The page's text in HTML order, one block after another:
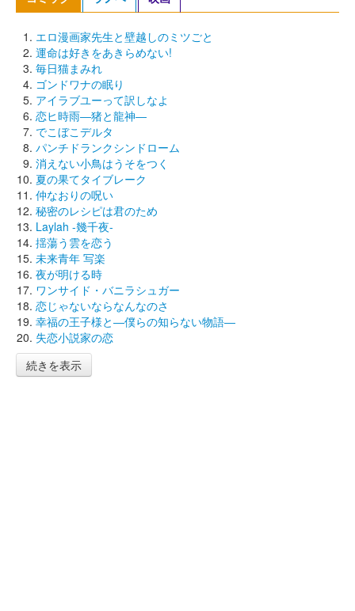
エロ漫画家先生と壁越しのミツごと
運命は好きをあきらめない!
毎日猫まみれ
ゴンドワナの眠り
アイラブユーって訳しなよ
恋ヒ時雨―猪と龍神―
でこぼこデルタ
パンチドランクシンドローム
消えない小鳥はうそをつく
夏の果てタイブレーク
仲なおりの呪い
秘密のレシピは君のため
Laylah -幾千夜-
揺蕩う雲を恋う
未来青年 写楽
夜が明ける時
ワンサイド・バニラシュガー
恋じゃないならなんなのさ
幸福の王子様と―僕らの知らない物語―
失恋小説家の恋
続きを表示